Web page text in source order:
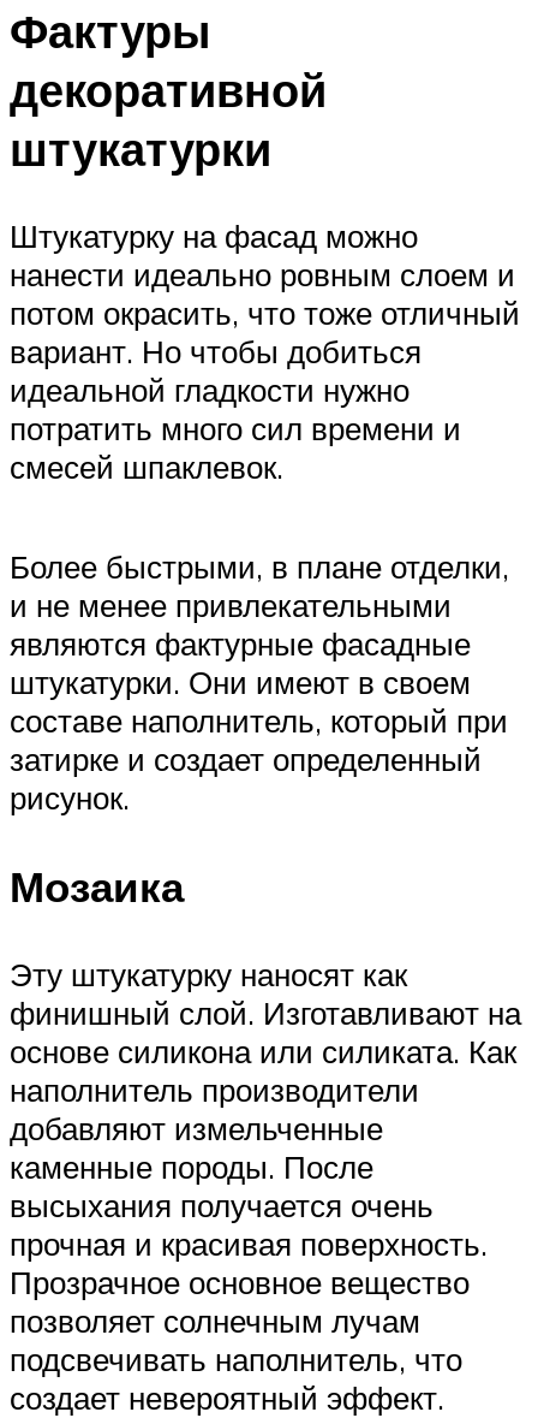
Фактуры
декоративной
штукатурки
Штукатурку на фасад можно
нанести идеально ровным слоем и
потом окрасить, что тоже отличный
вариант. Но чтобы добиться
идеальной гладкости нужно
потратить много сил времени и
смесей шпаклевок.
Более быстрыми, в плане отделки,
и не менее привлекательными
являются фактурные фасадные
штукатурки. Они имеют в своем
составе наполнитель, который при
затирке и создает определенный
рисунок.
Мозаика
Эту штукатурку наносят как
финишный слой. Изготавливают на
основе силикона или силиката. Как
наполнитель производители
добавляют измельченные
каменные породы. После
высыхания получается очень
прочная и красивая поверхность.
Прозрачное основное вещество
позволяет солнечным лучам
подсвечивать наполнитель, что
создает невероятный эффект.